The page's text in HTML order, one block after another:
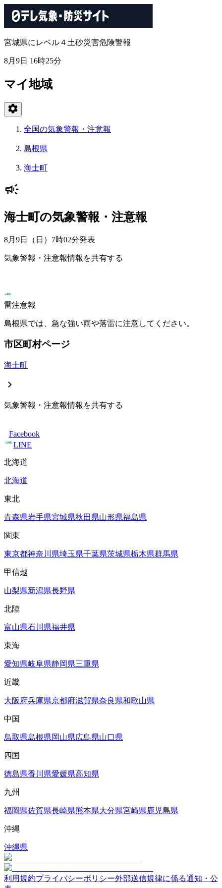
宮城県にレベル４土砂災害危険警報
8月9日 16時25分
マイ地域
全国の気象警報・注意報
島根県
海士町
海士町の気象警報・注意報
8月9日（日）7時02分発表
気象警報・注意報情報を共有する
雷注意報
島根県では、急な強い雨や落雷に注意してください。
市区町村ページ
海士町
気象警報・注意報情報を共有する
Facebook
LINE
北海道
北海道
東北
青森県岩手県宮城県秋田県山形県福島県
関東
東京都神奈川県埼玉県千葉県茨城県栃木県群馬県
甲信越
山梨県新潟県長野県
北陸
富山県石川県福井県
東海
愛知県岐阜県静岡県三重県
近畿
大阪府兵庫県京都府滋賀県奈良県和歌山県
中国
鳥取県島根県岡山県広島県山口県
四国
徳島県香川県愛媛県高知県
九州
福岡県佐賀県長崎県熊本県大分県宮崎県鹿児島県
沖縄
沖縄県
利用規約プライバシーポリシー外部送信規律に係る通知・公